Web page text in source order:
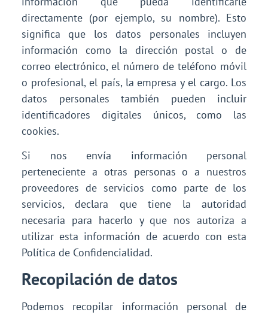
directamente (por ejemplo, su nombre). Esto
significa que los datos personales incluyen
información como la dirección postal o de
correo electrónico, el número de teléfono móvil
o profesional, el país, la empresa y el cargo. Los
datos personales también pueden incluir
identificadores digitales únicos, como las
cookies.
Si nos envía información personal
perteneciente a otras personas o a nuestros
proveedores de servicios como parte de los
servicios, declara que tiene la autoridad
necesaria para hacerlo y que nos autoriza a
utilizar esta información de acuerdo con esta
Política de Confidencialidad.
Recopilación de datos
Podemos recopilar información personal de